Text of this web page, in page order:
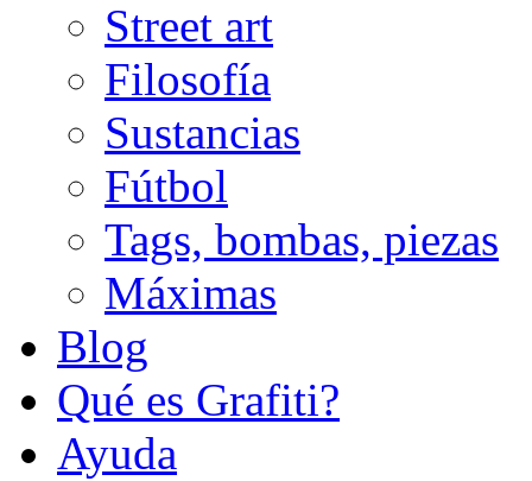
Street art
Filosofía
Sustancias
Fútbol
Tags, bombas, piezas
Máximas
Blog
Qué es Grafiti?
Ayuda